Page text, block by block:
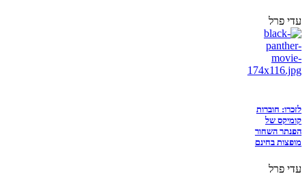
עדי פרל
לזכרו: חוברות
קומיקס של
הפנתר השחור
מופצות בחינם
עדי פרל